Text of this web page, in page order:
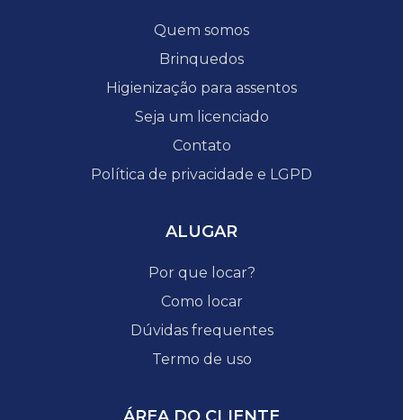
Quem somos
Brinquedos
Higienização para assentos
Seja um licenciado
Contato
Política de privacidade e LGPD
ALUGAR
Por que locar?
Como locar
Dúvidas frequentes
Termo de uso